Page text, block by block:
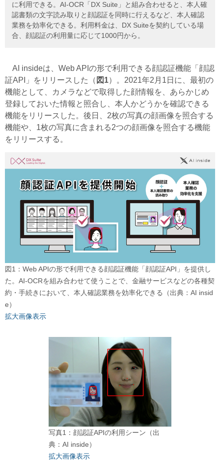
に利用できる。AI-OCR「DX Suite」と組み合わせると、本人確
認書類の文字読み取りと顔認証を同時に行えるなど、本人確認
業務を効率化できる。利用料金は、DX Suiteを契約している場
合、顔認証の利用量に応じて1000円から。
AI insideは、Web APIの形で利用できる顔認証機能「顔認
証API」をリリースした（ 図1）。2021年2月1日に、最初の
機能として、カメラなどで取得した顔情報を、あらかじめ
登録しておいた情報と照合し、本人かどうかを確認できる
機能をリリースした。後日、2枚の写真の顔画像を照合する
機能や、1枚の写真に含まれる2つの顔画像を照合する機能
をリリースする。
図1：Web APIの形で利用できる顔認証機能「顔認証API」を提供し
た。AI-OCRを組み合わせて使うことで、金融サービスなどの各種契
約・手続きにおいて、本人確認業務を効率化できる（出典：AI insid
e）
拡大画像表示
写真1：顔認証APIの利用シーン（出
典：AI inside）
拡大画像表示